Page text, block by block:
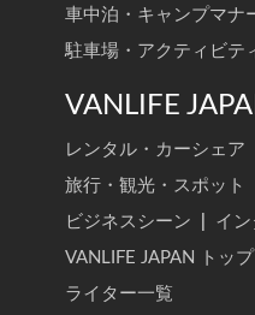
車中泊・キャンプマナ
駐車場・アクティビテ
VANLIFE
レンタル・カーシェア
旅行・観光・スポット
ビジネスシーン
イ
VANLIFE JAPAN トップ
ライター一覧